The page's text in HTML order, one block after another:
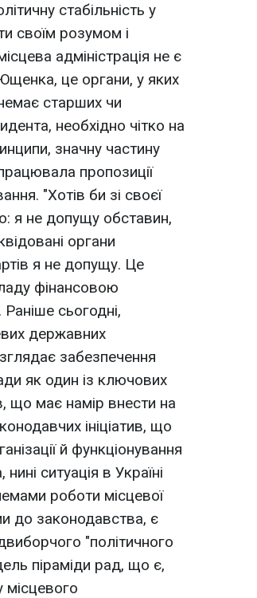
стабільність у
своїм розумом і
адміністрація не є
це органи, у яких
старших чи
необхідно чітко на
значну частину
пропозиції
"Хотів би зі своєї
я не допущу обставин,
органи
я не допущу. Це
фінансовою
сьогодні,
державних
забезпечення
як один із ключових
що має намір внести на
ініціатив, що
й функціонування
ситуація в Україні
роботи місцевої
до законодавства, є
"політичного
піраміди рад, що є,